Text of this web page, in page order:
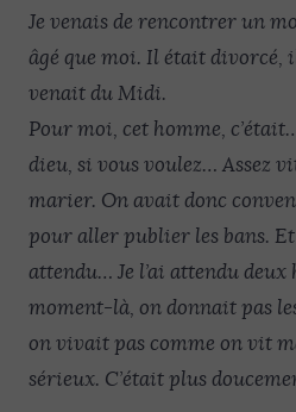
Je venais de rencontrer un
âgé que moi. Il était divorcé,
venait du Midi.
Pour moi, cet homme,
dieu, si vous voulez… Assez
marier. On avait donc
pour aller publier les bans.
attendu… Je l’ai attendu
moment-là, on donnait pas
on vivait pas comme on vit
sérieux. C’était plus